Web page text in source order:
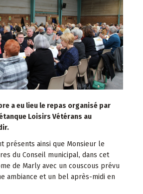
a eu lieu le repas organisé par
Loisirs Vétérans au
présents ainsi que Monsieur le
du Conseil municipal, dans cet
de Marly avec un couscous prévu
ambiance et un bel après-midi en